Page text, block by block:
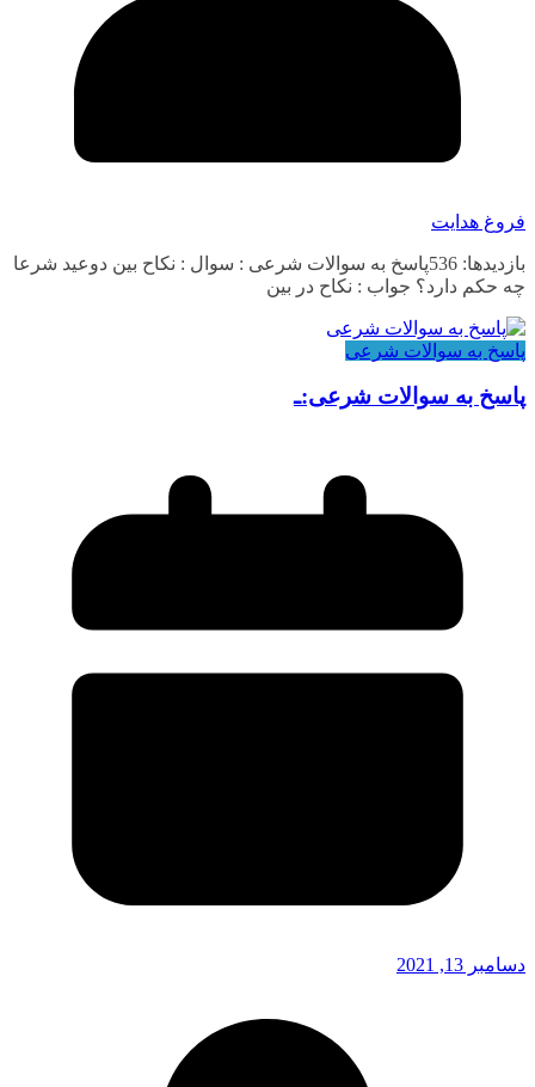
فروغ هدایت
بازدیدها: 536پاسخ به سوالات شرعی : سوال : نکاح بین دوعید شرعا
چه حکم دارد؟ جواب : نکاح در بین
پاسخ به سوالات شرعی
پاسخ به سوالات شرعی:ـ
دسامبر 13, 2021